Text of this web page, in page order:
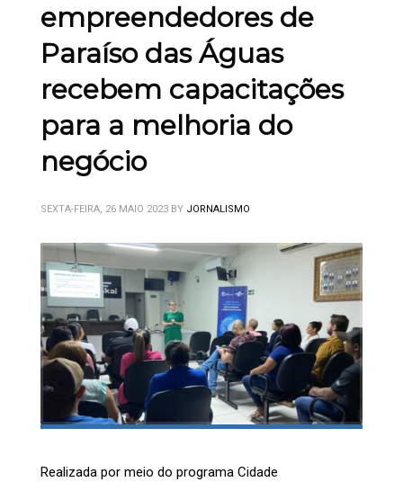
empreendedores de
Paraíso das Águas
recebem capacitações
para a melhoria do
negócio
SEXTA-FEIRA, 26 MAIO 2023 BY JORNALISMO
Realizada por meio do programa Cidade